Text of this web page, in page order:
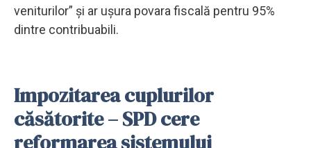
veniturilor” și ar ușura povara fiscală pentru 95%
dintre contribuabili.
Impozitarea cuplurilor
căsătorite – SPD cere
reformarea sistemului